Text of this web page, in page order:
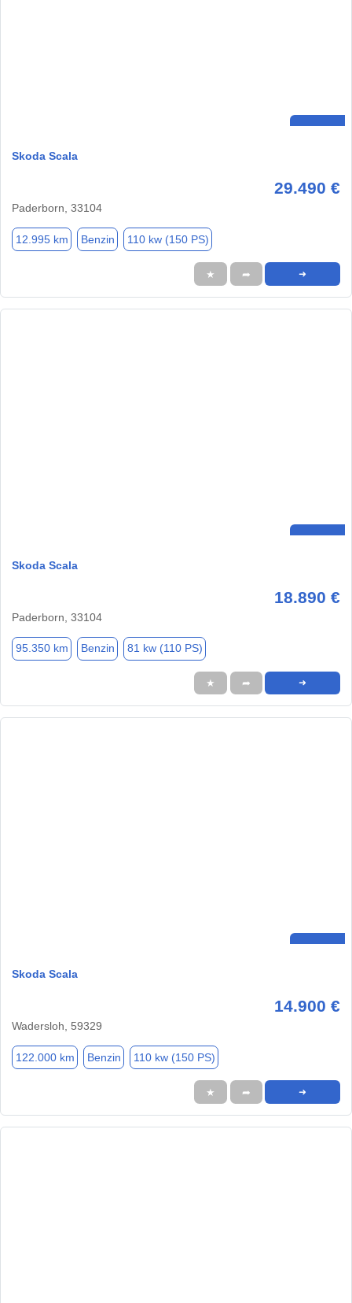
Skoda Scala
29.490 €
Paderborn, 33104
12.995 km Benzin 110 kw (150 PS)
★ ➦ ➜
Skoda Scala
18.890 €
Paderborn, 33104
95.350 km Benzin 81 kw (110 PS)
★ ➦ ➜
Skoda Scala
14.900 €
Wadersloh, 59329
122.000 km Benzin 110 kw (150 PS)
★ ➦ ➜